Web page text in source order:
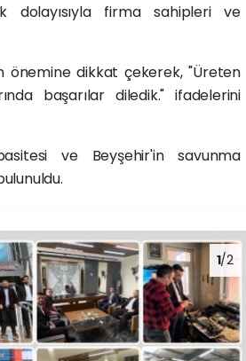
dolayısıyla firma sahipleri ve
önemine dikkat çekerek, "Üreten
başarılar diledik." ifadelerini
ve Beyşehir'in savunma
1/2